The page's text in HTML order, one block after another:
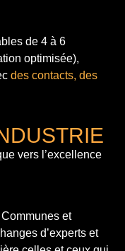
de 4 à 6
optimisée),
des contacts, des
vers l’excellence
et
d’experts et